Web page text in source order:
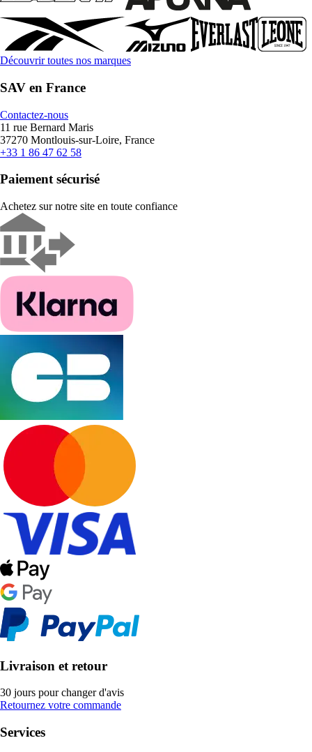
Découvrir toutes nos marques
SAV en France
Contactez-nous
11 rue Bernard Maris
37270 Montlouis-sur-Loire, France
+33 1 86 47 62 58
Paiement sécurisé
Achetez sur notre site en toute confiance
Livraison et retour
30 jours pour changer d'avis
Retournez votre commande
Services